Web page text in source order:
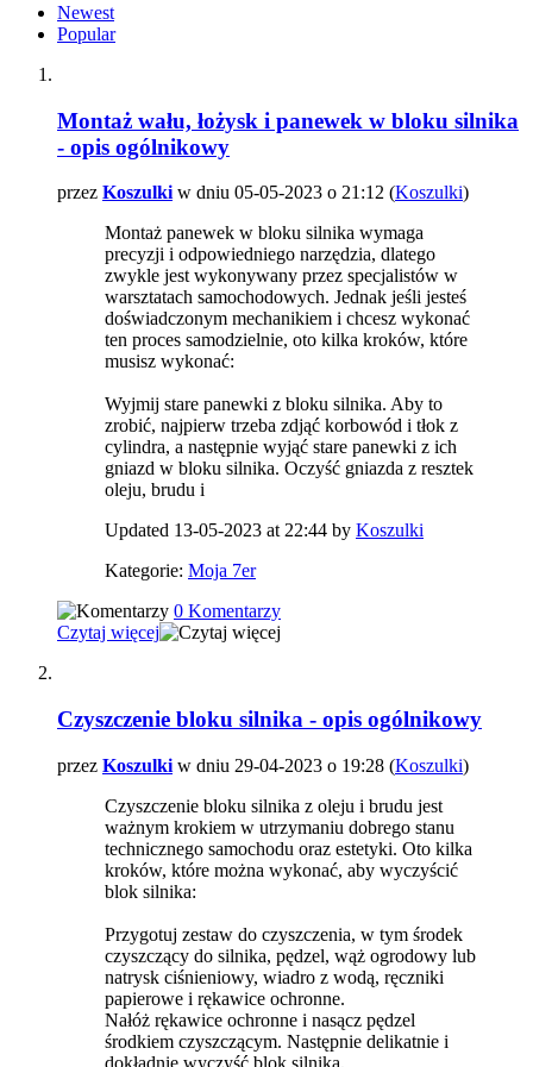
Newest
Popular
Montaż wału, łożysk i panewek w bloku silnika
- opis ogólnikowy
przez Koszulki w dniu 05-05-2023 o 21:12 (Koszulki)
Montaż panewek w bloku silnika wymaga
precyzji i odpowiedniego narzędzia, dlatego
zwykle jest wykonywany przez specjalistów w
warsztatach samochodowych. Jednak jeśli jesteś
doświadczonym mechanikiem i chcesz wykonać
ten proces samodzielnie, oto kilka kroków, które
musisz wykonać:
Wyjmij stare panewki z bloku silnika. Aby to
zrobić, najpierw trzeba zdjąć korbowód i tłok z
cylindra, a następnie wyjąć stare panewki z ich
gniazd w bloku silnika. Oczyść gniazda z resztek
oleju, brudu i
Updated 13-05-2023 at 22:44 by Koszulki
Kategorie: Moja 7er
0 Komentarzy
Czytaj więcej
Czyszczenie bloku silnika - opis ogólnikowy
przez Koszulki w dniu 29-04-2023 o 19:28 (Koszulki)
Czyszczenie bloku silnika z oleju i brudu jest
ważnym krokiem w utrzymaniu dobrego stanu
technicznego samochodu oraz estetyki. Oto kilka
kroków, które można wykonać, aby wyczyścić
blok silnika:
Przygotuj zestaw do czyszczenia, w tym środek
czyszczący do silnika, pędzel, wąż ogrodowy lub
natrysk ciśnieniowy, wiadro z wodą, ręczniki
papierowe i rękawice ochronne.
Nałóż rękawice ochronne i nasącz pędzel
środkiem czyszczącym. Następnie delikatnie i
dokładnie wyczyść blok silnika,